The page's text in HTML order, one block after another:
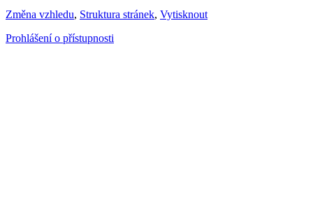
Změna vzhledu, Struktura stránek, Vytisknout
Prohlášení o přístupnosti